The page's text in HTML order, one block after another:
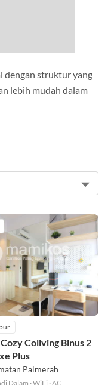
dengan struktur yang
lebih mudah dalam
Coliving Binus 2
Plus
Palmerah
Dalam ·WiFi ·AC